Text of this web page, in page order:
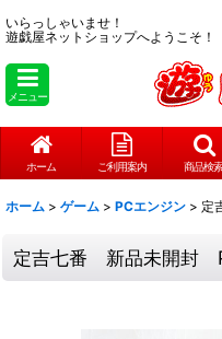
いらっしゃいませ！
遊戯屋ネットショップへようこそ！
メニュー
ホーム ご利用案内 商品検
ホーム > ゲーム > PCエンジン > 定
定吉七番 新品未開封